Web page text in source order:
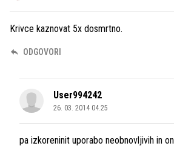
Krivce kaznovat 5x dosmrtno.
ODGOVORI
User994242
26. 03. 2014 04.25
pa izkoreninit uporabo neobnovljivih in